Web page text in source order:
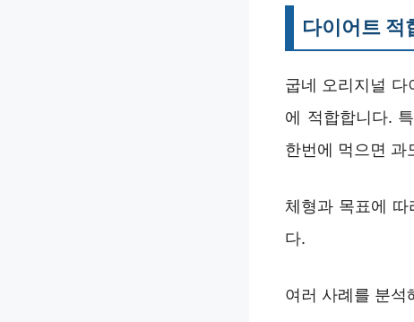
다이어트 적
굽네 오리지널 다
에 적합합니다.
한번에 먹으면 과
체형과 목표에
다.
여러 사례를 분석